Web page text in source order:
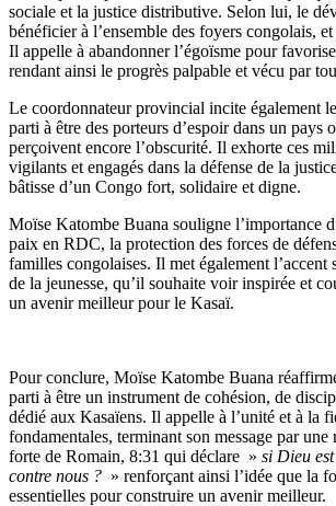
sociale et la justice distributive. Selon lui, le
bénéficier à l’ensemble des foyers congolais,
Il appelle à abandonner l’égoïsme pour
rendant ainsi le progrès palpable et vécu par
Le coordonnateur provincial incite également
parti à être des porteurs d’espoir dans un pays
perçoivent encore l’obscurité. Il exhorte ces
vigilants et engagés dans la défense de la
bâtisse d’un Congo fort, solidaire et digne.
Moïse Katombe Buana souligne l’importance
paix en RDC, la protection des forces de
familles congolaises. Il met également l’accent
de la jeunesse, qu’il souhaite voir inspirée et
un avenir meilleur pour le Kasaï.
Pour conclure, Moïse Katombe Buana
parti à être un instrument de cohésion, de
dédié aux Kasaïens. Il appelle à l’unité et à la
fondamentales, terminant son message par
forte de Romain, 8:31 qui déclare » si Dieu
contre nous ? » renforçant ainsi l’idée que la
essentielles pour construire un avenir meilleur.